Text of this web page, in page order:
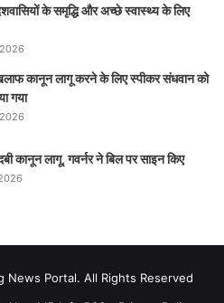
के समृद्धि और अच्छे स्वास्थ्य के लिए
कानून लागू करने के लिए स्पीकर संधवान को
गया
कानून लागू, गवर्नर ने बिल पर साइन किए
Portal. All Rights Reserved